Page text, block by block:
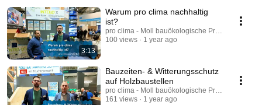
3:13
Warum pro clima nachhaltig
ist?
pro clima - Moll bauökologische Produkte GmbH
100 views
1 year ago
Bauzeiten- & Witterungsschutz
auf Holzbaustellen
pro clima - Moll bauökologische Produkte GmbH
161 views
1 year ago